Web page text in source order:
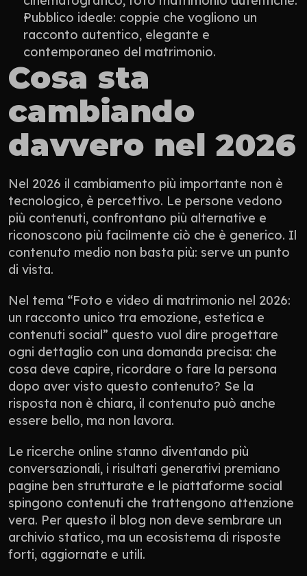
Pubblico ideale: coppie che vogliono un
racconto autentico, elegante e
contemporaneo del matrimonio.
Cosa sta
cambiando
davvero nel 2026
Nel 2026 il cambiamento più importante non è
tecnologico, è percettivo. Le persone vedono
più contenuti, confrontano più alternative e
riconoscono più facilmente ciò che è generico. Il
contenuto medio non basta più: serve un punto
di vista.
Nel tema “Foto e video di matrimonio nel 2026:
un racconto unico tra emozione, estetica e
contenuti social” questo vuol dire progettare
ogni dettaglio con una domanda precisa: che
cosa deve capire, ricordare o fare la persona
dopo aver visto questo contenuto? Se la
risposta non è chiara, il contenuto può anche
essere bello, ma non lavora.
Le ricerche online stanno diventando più
conversazionali, i risultati generativi premiano
pagine ben strutturate e le piattaforme social
spingono contenuti che trattengono attenzione
vera. Per questo il blog non deve sembrare un
archivio statico, ma un ecosistema di risposte
forti, aggiornate e utili.